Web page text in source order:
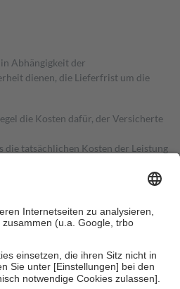
Abhängigkeit der
dienen, die Lieferfrist um die
die Kosten dafür, der Versicherte
die tatsächlichen Kosten der Leistung